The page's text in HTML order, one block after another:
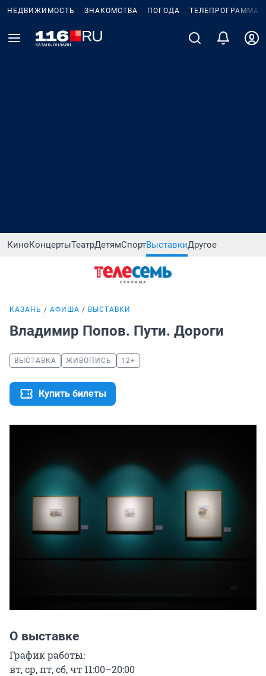
НЕДВИЖИМОСТЬ ЗНАКОМСТВА ПОГОДА ТЕЛЕПРОГРАММА
КиноКонцертыТеатрДетямСпортВыставкиДругое
КАЗАНЬ АФИША ВЫСТАВКИ
Владимир Попов. Пути. Дороги
ВЫСТАВКА ЖИВОПИСЬ 12+
Купить билеты
О выставке
График работы:
вт, ср, пт, сб, чт 11:00–20:00